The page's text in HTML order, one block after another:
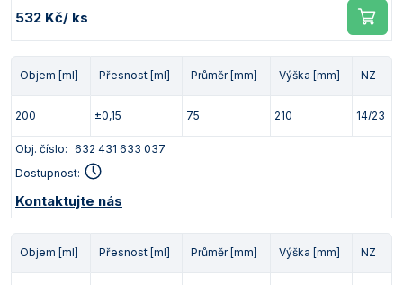
532 Kč/ ks
Objem [ml] Přesnost [ml] Průměr [mm] Výška [mm] NZ
200 ±0,15 75 210 14/23
Obj. číslo: 632 431 633 037
Dostupnost:
Kontaktujte nás
Objem [ml] Přesnost [ml] Průměr [mm] Výška [mm] NZ